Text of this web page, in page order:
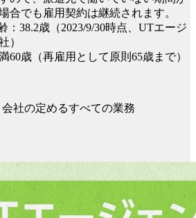
合でも雇用契約は継続されます。
：38.2歳（2023/9/30時点、UTエージ
）
歳（再雇用として原則65歳まで）
社の定めるすべての業務